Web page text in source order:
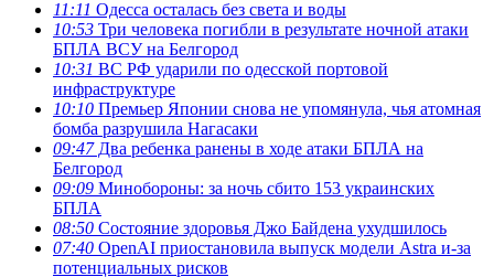
11:11 Одесса осталась без света и воды
10:53 Три человека погибли в результате ночной атаки
БПЛА ВСУ на Белгород
10:31 ВС РФ ударили по одесской портовой
инфраструктуре
10:10 Премьер Японии снова не упомянула, чья атомная
бомба разрушила Нагасаки
09:47Два ребенка ранены в ходе атаки БПЛА на
Белгород
09:09 Минобороны: за ночь сбито 153 украинских
БПЛА
08:50 Состояние здоровья Джо Байдена ухудшилось
07:40 OpenAI приостановила выпуск модели Astra и-за
потенциальных рисков